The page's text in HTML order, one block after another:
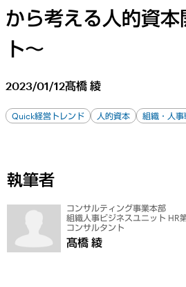
から考える人的資
ト～
2023/01/12髙橋 綾
Quick経営トレンド 人的資本 組織・人事
執筆者
コンサルティング事業本部
組織人事ビジネスユニット HR
コンサルタント
髙橋 綾